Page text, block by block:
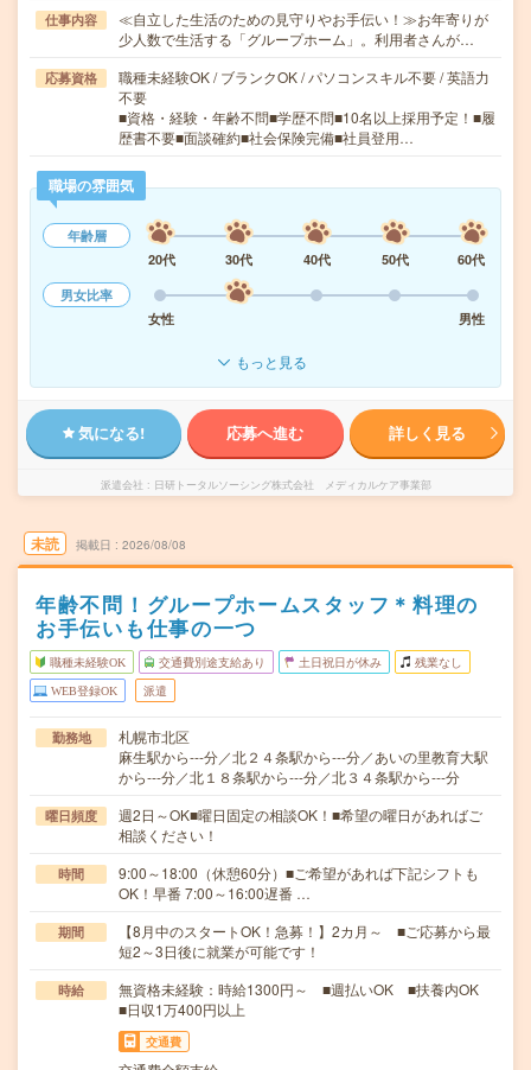
仕事内容
≪自立した生活のための見守りやお手伝い！≫お年寄りが
少人数で生活する「グループホーム」。利用者さんが…
応募資格
職種未経験OK / ブランクOK / パソコンスキル不要 / 英語力
不要
■資格・経験・年齢不問■学歴不問■10名以上採用予定！■履
歴書不要■面談確約■社会保険完備■社員登用…
職場の雰囲気
年齢層
20代
30代 40代 50代
60代
男女比率
女性
男性
もっと見る
気になる! 応募へ進む 詳しく見る
派遣会社 日研トータルソーシング株式会社 メディカルケア事業部
未読 掲載日 2026/08/08
年齢不問！グループホームスタッフ＊料理の
お手伝いも仕事の一つ
職種未経験OK 交通費別途支給あり 土日祝日が休み 残業なし
WEB登録OK 派遣
勤務地
札幌市北区
麻生駅から---分／北２４条駅から---分／あいの里教育大駅
から---分／北１８条駅から---分／北３４条駅から---分
曜日頻度
週2日～OK■曜日固定の相談OK！■希望の曜日があればご
相談ください！
時間
9:00～18:00（休憩60分）■ご希望があれば下記シフトも
OK！早番 7:00～16:00遅番 …
期間
【8月中のスタートOK！急募！】2カ月～ ■ご応募から最
短2～3日後に就業が可能です！
時給
無資格未経験：時給1300円～ ■週払いOK ■扶養内OK
■日収1万400円以上
交通費